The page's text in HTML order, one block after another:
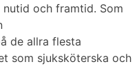
och framtid. Som
de allra flesta
som sjuksköterska och